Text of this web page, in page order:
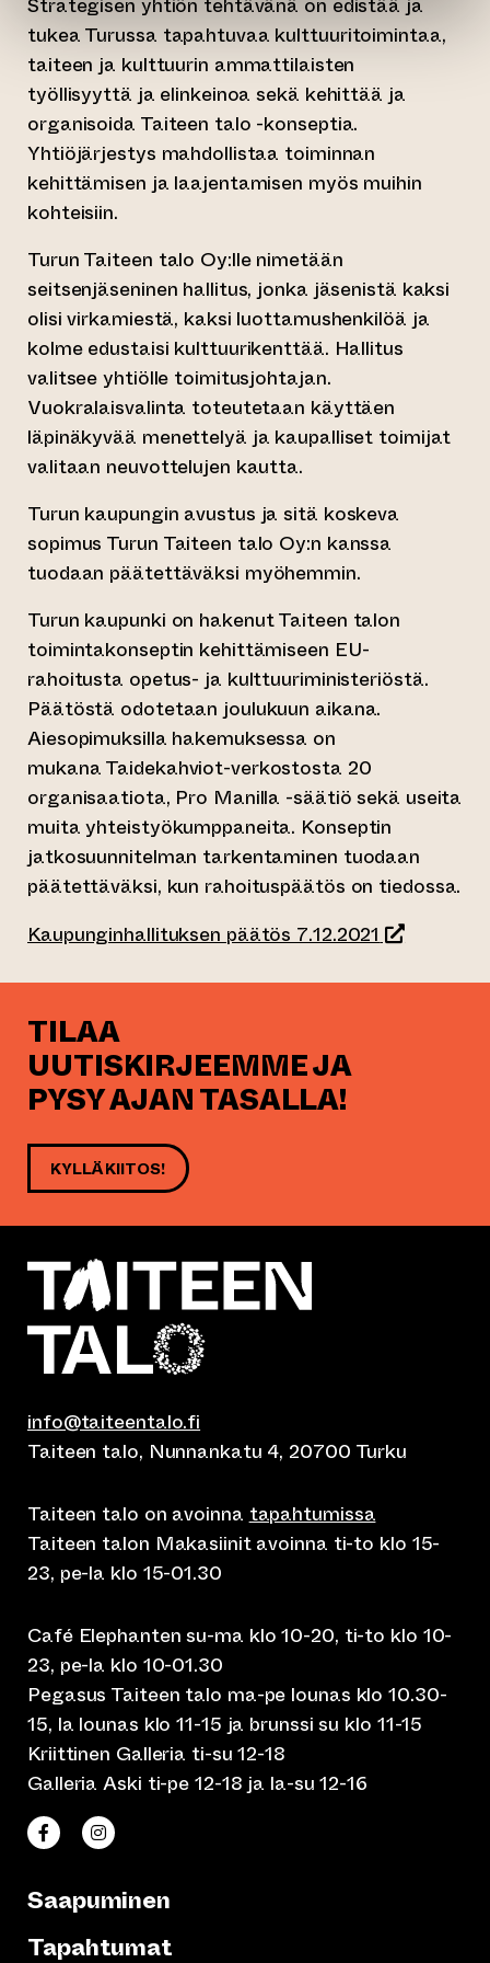
tukea Turussa tapahtuvaa kulttuuritoimintaa,
taiteen ja kulttuurin ammattilaisten
työllisyyttä ja elinkeinoa sekä kehittää ja
organisoida Taiteen talo -konseptia.
Yhtiöjärjestys mahdollistaa toiminnan
kehittämisen ja laajentamisen myös muihin
kohteisiin.
Turun Taiteen talo Oy:lle nimetään
seitsenjäseninen hallitus, jonka jäsenistä kaksi
olisi virkamiestä, kaksi luottamushenkilöä ja
kolme edustaisi kulttuurikenttää. Hallitus
valitsee yhtiölle toimitusjohtajan.
Vuokralaisvalinta toteutetaan käyttäen
läpinäkyvää menettelyä ja kaupalliset toimijat
valitaan neuvottelujen kautta.
Turun kaupungin avustus ja sitä koskeva
sopimus Turun Taiteen talo Oy:n kanssa
tuodaan päätettäväksi myöhemmin.
Turun kaupunki on hakenut Taiteen talon
toimintakonseptin kehittämiseen EU-
rahoitusta opetus- ja kulttuuriministeriöstä.
Päätöstä odotetaan joulukuun aikana.
Aiesopimuksilla hakemuksessa on
mukana Taidekahviot-verkostosta 20
organisaatiota, Pro Manilla -säätiö sekä useita
muita yhteistyökumppaneita. Konseptin
jatkosuunnitelman tarkentaminen tuodaan
päätettäväksi, kun rahoituspäätös on tiedossa.
Kaupunginhallituksen päätös 7.12.2021 (siirtyy
TILAA
UUTISKIRJEEMME JA
PYSY AJAN TASALLA!
KYLLÄ KIITOS!
info@taiteentalo.fi
Taiteen talo, Nunnankatu 4, 20700 Turku
Taiteen talo on avoinna tapahtumissa
Taiteen talon Makasiinit avoinna ti-to klo 15-
23, pe-la klo 15-01.30
Café Elephanten su-ma klo 10-20, ti-to klo 10-
23, pe-la klo 10-01.30
Pegasus Taiteen talo ma-pe lounas klo 10.30-
15, la lounas klo 11-15 ja brunssi su klo 11-15
Kriittinen Galleria ti-su 12-18
Galleria Aski ti-pe 12-18 ja la-su 12-16
Taiteen talo Facebookissa
(siirtyy toiseen verkkopalveluun)
Taiteen talo Instagramissa
(siirtyy toiseen verkkopalveluun)
Saapuminen
Tapahtumat